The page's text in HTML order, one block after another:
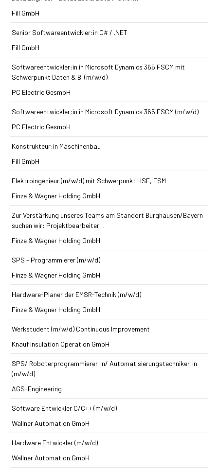
Fill GmbH
Senior Softwareentwickler:in C# / .NET
Fill GmbH
Softwareentwickler:in in Microsoft Dynamics 365 FSCM mit
Schwerpunkt Daten & BI (m/w/d)
PC Electric GesmbH
Softwareentwickler:in in Microsoft Dynamics 365 FSCM (m/w/d)
PC Electric GesmbH
Konstrukteur:in Maschinenbau
Fill GmbH
Elektroingenieur (m/w/d) mit Schwerpunkt HSE, FSM
Finze & Wagner Holding GmbH
Zur Verstärkung unseres Teams am Standort Burghausen/Bayern
suchen wir: Projektbearbeiter…
Finze & Wagner Holding GmbH
SPS - Programmierer (m/w/d)
Finze & Wagner Holding GmbH
Hardware-Planer der EMSR-Technik (m/w/d)
Finze & Wagner Holding GmbH
Werkstudent (m/w/d) Continuous Improvement
Knauf Insulation Operation GmbH
SPS/ Roboterprogrammierer:in/ Automatisierungstechniker:in
(m/w/d)
AGS-Engineering
Software Entwickler C/C++ (m/w/d)
Wallner Automation GmbH
Hardware Entwickler (m/w/d)
Wallner Automation GmbH